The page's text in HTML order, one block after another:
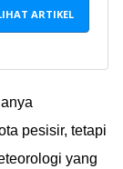
ARTIKEL
pesisir, tetapi
yang